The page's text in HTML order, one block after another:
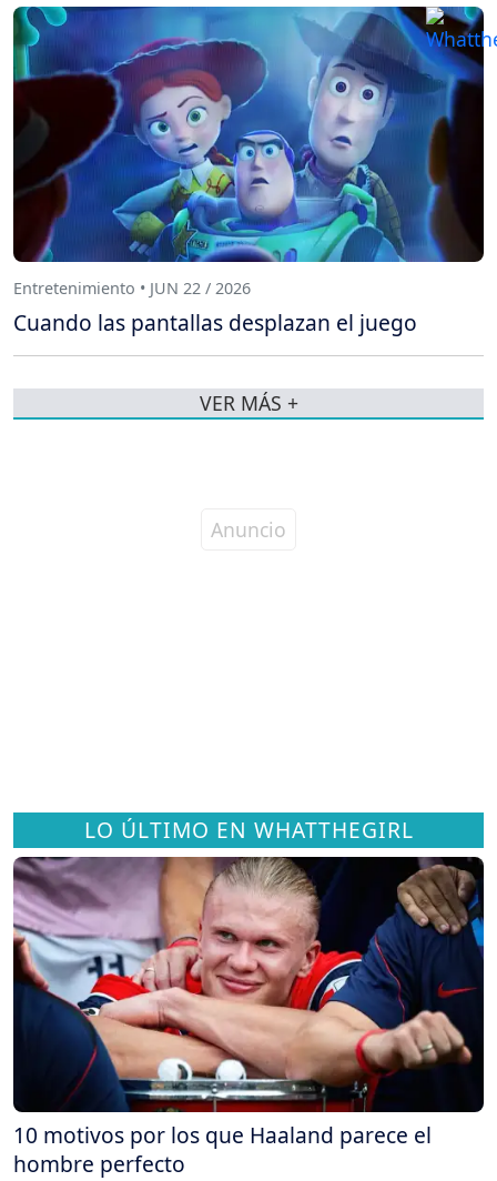
LO ÚLTIMO EN WHATTHEGIRL
10 motivos por los que Haaland parece el
hombre perfecto
Entretenimiento • JUN 22 / 2026
Cuando las pantallas desplazan el juego
VER MÁS +